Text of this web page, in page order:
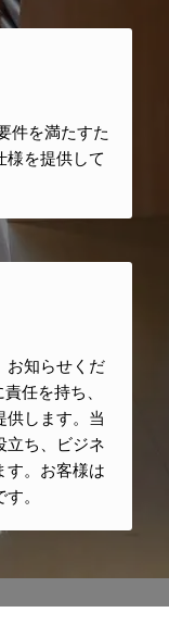
件を満たすた
様を提供して
お知らせくだ
任を持ち、
供します。当
立ち、ビジネ
す。お客様は
。